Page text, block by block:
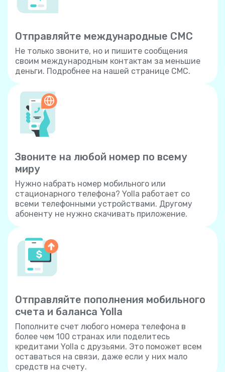
Отправляйте международные СМС
Не только звоните, но и пишите сообщения
своим международным контактам за меньшие
деньги. Подробнее на нашей странице СМС.
Звоните на любой номер по всему
миру
Нужно набрать номер мобильного или
стационарного телефона? Yolla работает со
всеми телефонными устройствами. Другому
абоненту не нужно скачивать приложение.
Отправляйте пополнения мобильного
счета и баланса Yolla
Пополните счет любого номера телефона в
более чем 100 странах или поделитесь
кредитами Yolla с друзьями. Это поможет всем
оставаться на связи, даже если у них мало
средств на счету.